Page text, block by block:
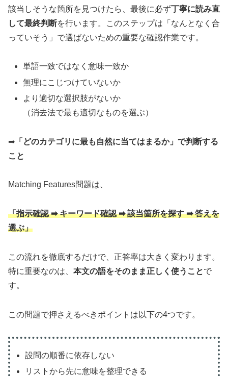
該当しそうな箇所を見つけたら、最後に必ず丁寧に読み直
して最終判断を行います。このステップは「なんとなく合
っていそう」で選ばないための重要な確認作業です。
単語一致ではなく意味一致か
無理にこじつけていないか
より適切な選択肢がないか
（消去法で最も適切なものを選ぶ）
➡ 「どのカテゴリに最も自然に当てはまるか」で判断する
こと
Matching Features問題は、
「指示確認 ➡ キーワード確認 ➡ 該当箇所を探す ➡ 答えを
選ぶ」
この流れを徹底するだけで、正答率は大きく変わります。
特に重要なのは、 本文の語をそのまま正しく使うことで
す。
この問題で押さえるべきポイントは以下の4つです。
設問の順番に依存しない
リストから先に意味を整理できる